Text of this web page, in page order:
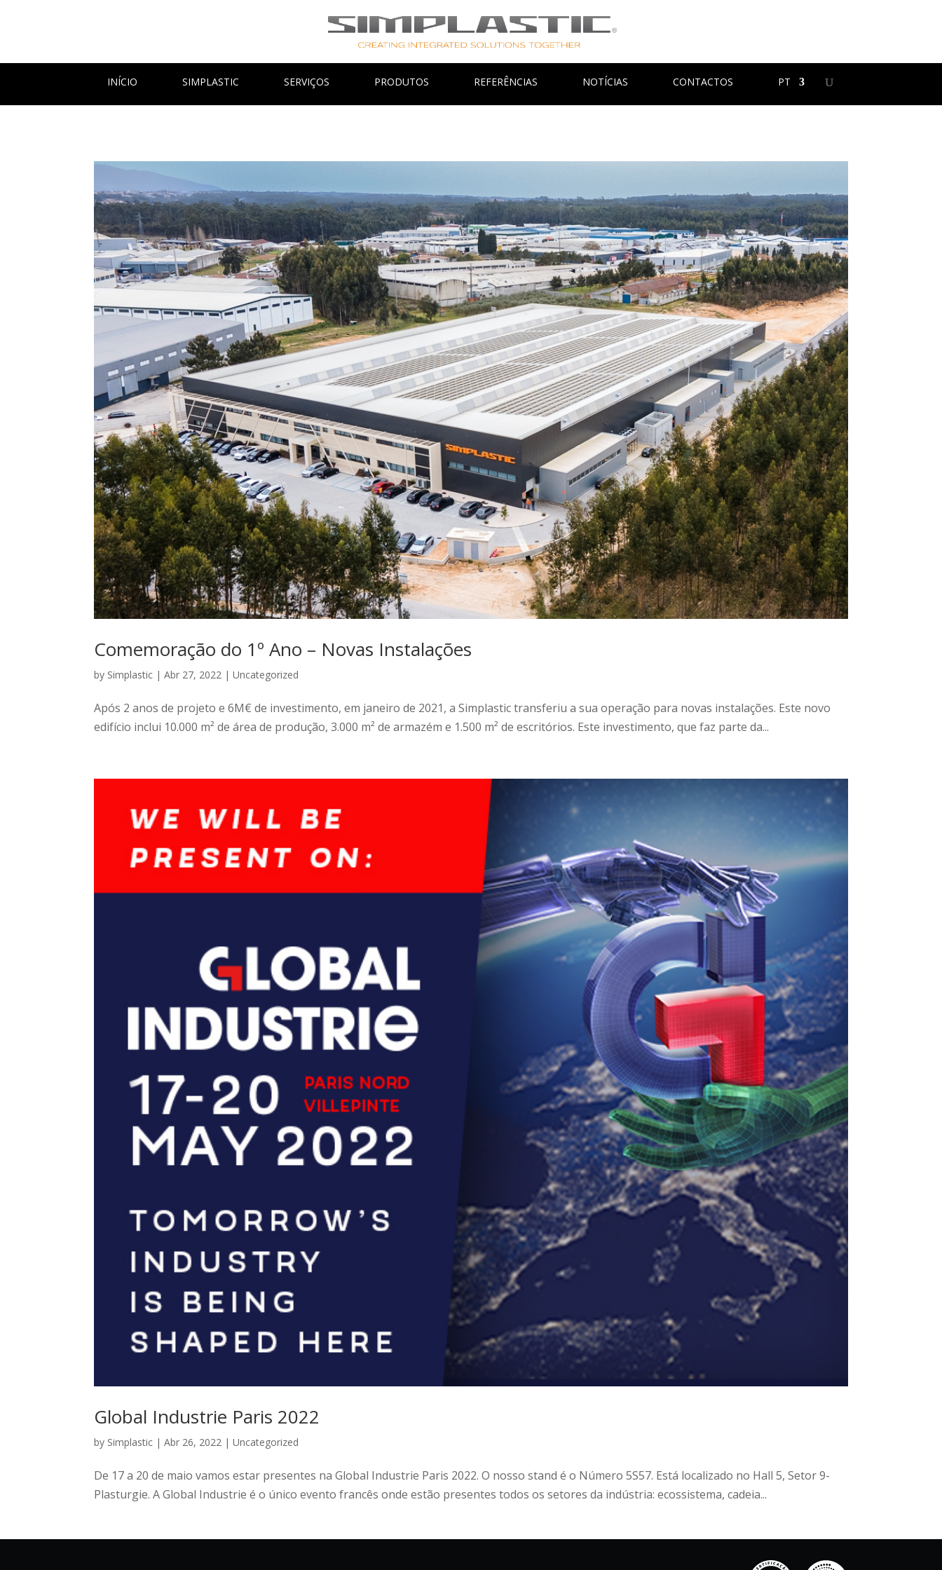
INÍCIO SIMPLASTIC SERVIÇOS PRODUTOS REFERÊNCIAS NOTÍCIAS CONTACTOS PT
Comemoração do 1º Ano – Novas Instalações
by Simplastic |Abr 27, 2022 |Uncategorized
Após 2 anos de projeto e 6M€ de investimento, em janeiro de 2021, a Simplastic transferiu a sua operação para novas instalações. Este novo
edifício inclui 10.000 m² de área de produção, 3.000 m² de armazém e 1.500 m² de escritórios. Este investimento, que faz parte da...
Global Industrie Paris 2022
by Simplastic |Abr 26, 2022 |Uncategorized
De 17 a 20 de maio vamos estar presentes na Global Industrie Paris 2022. O nosso stand é o Número 5S57. Está localizado no Hall 5, Setor 9-
Plasturgie. A Global Industrie é o único evento francês onde estão presentes todos os setores da indústria: ecossistema, cadeia...